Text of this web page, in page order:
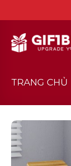
to
content
TRANG CHỦ